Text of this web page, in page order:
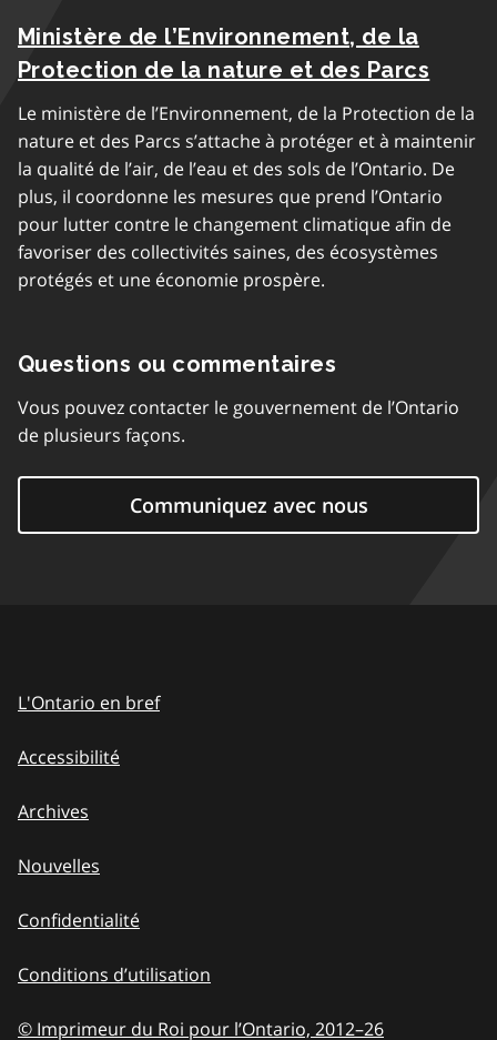
Ministère de l’Environnement, de la
Protection de la nature et des Parcs
Le ministère de l’Environnement, de la Protection de la
nature et des Parcs s’attache à protéger et à maintenir
la qualité de l’air, de l’eau et des sols de l’Ontario. De
plus, il coordonne les mesures que prend l’Ontario
pour lutter contre le changement climatique afin de
favoriser des collectivités saines, des écosystèmes
protégés et une économie prospère.
Questions ou commentaires
Vous pouvez contacter le gouvernement de l’Ontario
de plusieurs façons.
Communiquez avec nous
L'Ontario en bref
Accessibilité
Archives
Nouvelles
Confidentialité
Conditions d’utilisation
© Imprimeur du Roi pour l’Ontario, 2012–to
26